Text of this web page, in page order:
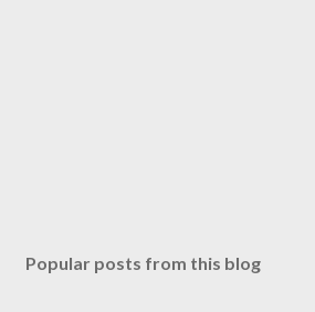
Popular posts from this blog